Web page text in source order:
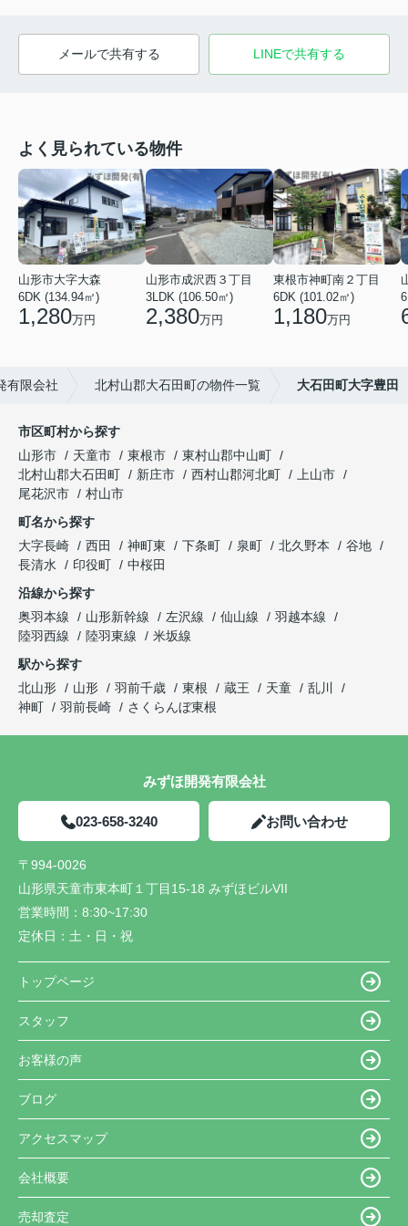
メールで共有する LINEで共有する
よく見られている物件
山形市大字大森
6DK (134.94㎡)
1,280万円
山形市成沢西３丁目
3LDK (106.50㎡)
2,380万円
東根市神町南２丁目
6DK (101.02㎡)
1,180万円
有限会社 北村山郡大石田町の物件一覧 大石田町大字豊田
市区町村から探す
山形市
天童市 東根市
東村山郡中山町
北村山郡大石田町
新庄市 西村山郡河北町
上山市
尾花沢市
村山市
町名から探す
大字長崎
西田 神町東 下条町 泉町 北久野本
谷地
長清水
印役町
中桜田
沿線から探す
奥羽本線
山形新幹線 左沢線 仙山線
羽越本線
陸羽西線
陸羽東線
米坂線
駅から探す
北山形
山形 羽前千歳 東根 蔵王 天童
乱川
神町
羽前長崎 さくらんぼ東根
みずほ開発有限会社
023-658-3240 お問い合わせ
〒994-0026
山形県天童市東本町１丁目15-18 みずほビルVII
営業時間： 8:30~17:30
定休日： 土・日・祝
トップページ
スタッフ
お客様の声
ブログ
アクセスマップ
会社概要
売却査定